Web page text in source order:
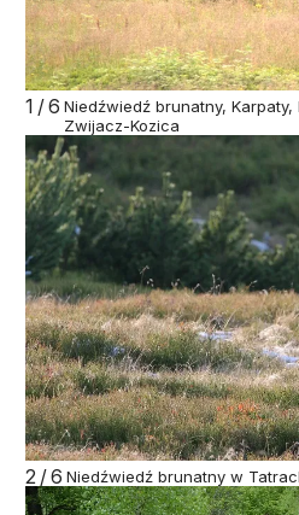
1/6 Niedźwiedź brunatny, Karpaty,
Zwijacz-Kozica
2/6 Niedźwiedź brunatny w